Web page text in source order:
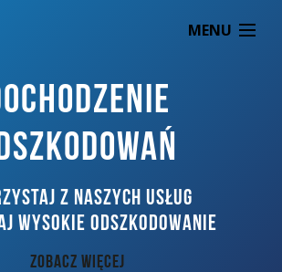
MENU
ODSZKODOWAŃ
Z NASZYCH USŁUG
WYSOKIE ODSZKODOWANIE
ZOBACZ WIĘCEJ